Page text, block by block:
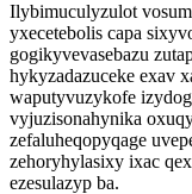
Ilybimuculyzulot
yxecetebolis capa
gogikyvevasebazu
hykyzadazuceke exav
waputyvuzykofe
vyjuzisonahynika
zefaluheqopyqage
zehoryhylasixy ixac
ezesulazyp ba.